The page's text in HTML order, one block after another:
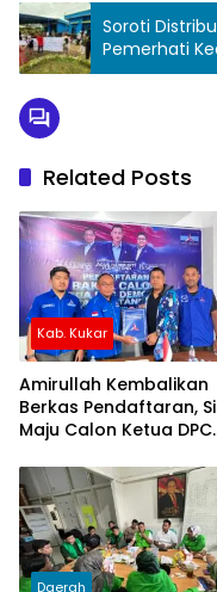
Soroti
Pemerhati
Tirta
Related Posts
Kab. Kukar
Amirullah Kembalikan
Berkas Pendaftaran,
Maju Calon Ketua DPC
Daerah